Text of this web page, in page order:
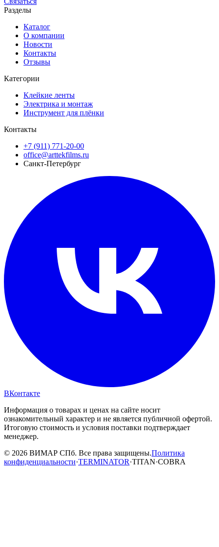
Разделы
Каталог
О компании
Новости
Контакты
Отзывы
Категории
Клейкие ленты
Электрика и монтаж
Инструмент для плёнки
Контакты
+7 (911) 771-20-00
office@arttekfilms.ru
Санкт-Петербург
ВКонтакте
Информация о товарах и ценах на сайте носит
ознакомительный характер и не является публичной офертой.
Итоговую стоимость и условия поставки подтверждает
менеджер.
© 2026 ВИМАР СПб. Все права защищены.Политика
конфиденциальности·TERMINATOR·TITAN·COBRA